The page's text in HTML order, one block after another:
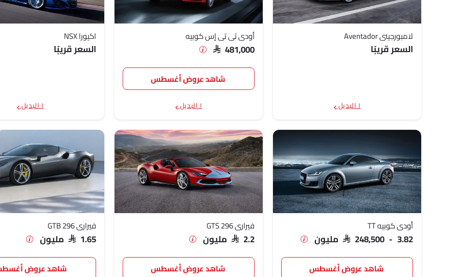
لامبورجيني Aventador
السعر قريبًا
١ البديل
أودي تي تي إس كوبيه
SAR 481,000
شاهد عروض أغسطس
١ البديل
اكيورا NSX
السعر قريبًا
١ البديل
أودي كوبيه TT
SAR 248,500 - 3.82 مليون
شاهد عروض أغسطس
فيراري 296 GTS
SAR 2.2 مليون
شاهد عروض أغسطس
فيراري 296 GTB
SAR 1.65 مليون
شاهد عروض